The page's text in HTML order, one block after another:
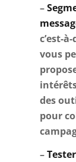
–
c’est-
vous
des
pour
–